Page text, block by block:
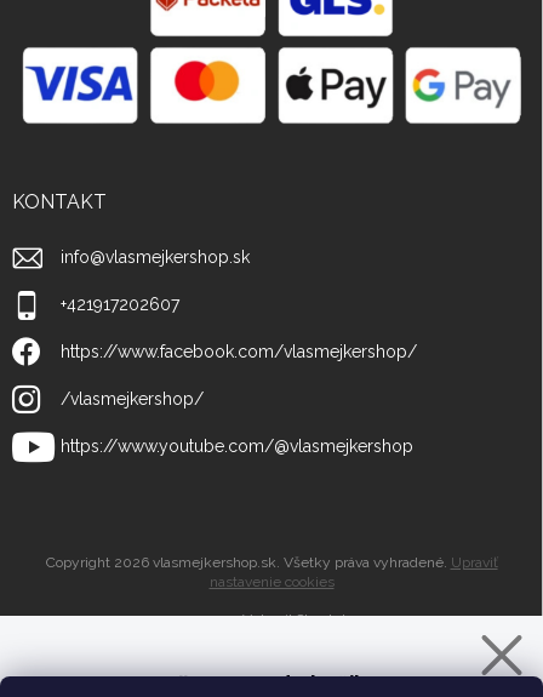
KONTAKT
info@vlasmejkershop.sk
+421917202607
https://www.facebook.com/vlasmejkershop/
/vlasmejkershop/
https://www.youtube.com/@vlasmejkershop
Vytvoril Shoptet
Copyright 2026 vlasmejkershop.sk. Všetky práva vyhradené. Upraviť
nastavenie cookies
Zľava 10% do košíka